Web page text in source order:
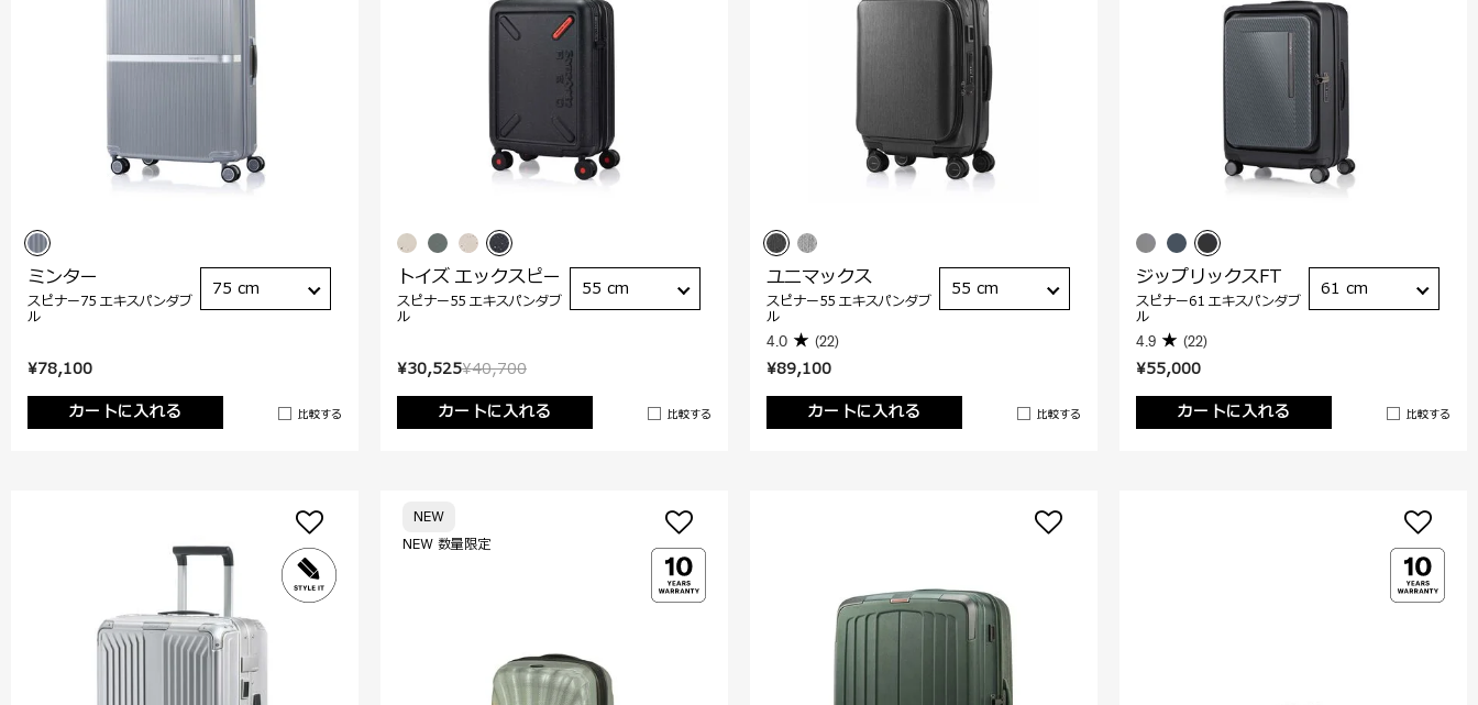
¥78,100
カートに入れる
比較する
ミンター
スピナー75 エキスパンダブ
ル
75 cm
¥40,700
¥30,525
カートに入れる
比較する
トイズ エックスピー
スピナー55 エキスパンダブ
ル
55 cm
¥89,100
カートに入れる
比較する
ユニマックス
スピナー55 エキスパンダブ
ル
4.0 (22)
55 cm
¥55,000
カートに入れる
比較する
ジップリックスFT
スピナー61 エキスパンダブ
ル
4.9 (22)
61 cm
NEW 数量限定
NEW